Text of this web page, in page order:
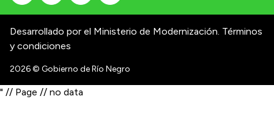
Desarrollado por el Ministerio de Modernización. Términos
y condiciones
2026© Gobierno de Río Negro
" // Page // no data